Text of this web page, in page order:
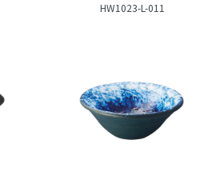
HW1023-L-011